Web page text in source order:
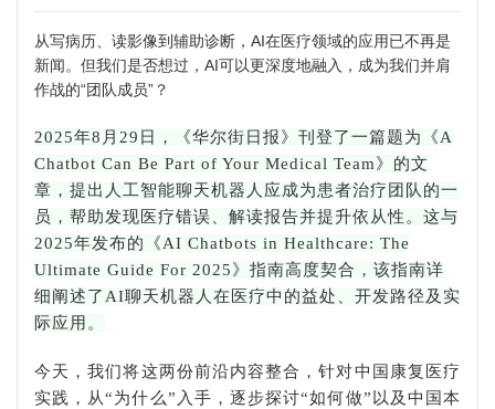
从写病历、读影像到辅助诊断，AI在医疗领域的应用已不再是
新闻。但我们是否想过，AI可以更深度地融入，成为我们并肩
作战的“团队成员”？
2025年8月29日，《华尔街日报》刊登了一篇题为《A
Chatbot Can Be Part of Your Medical Team》的文
章，提出人工智能聊天机器人应成为患者治疗团队的一
员，帮助发现医疗错误、解读报告并提升依从性。这与
2025年发布的《AI Chatbots in Healthcare: The
Ultimate Guide For 2025》指南高度契合，该指南详
细阐述了AI聊天机器人在医疗中的益处、开发路径及实
际应用。
今天，我们将这两份前沿内容整合，针对中国康复医疗
实践，从“为什么”入手，逐步探讨“如何做”以及中国本